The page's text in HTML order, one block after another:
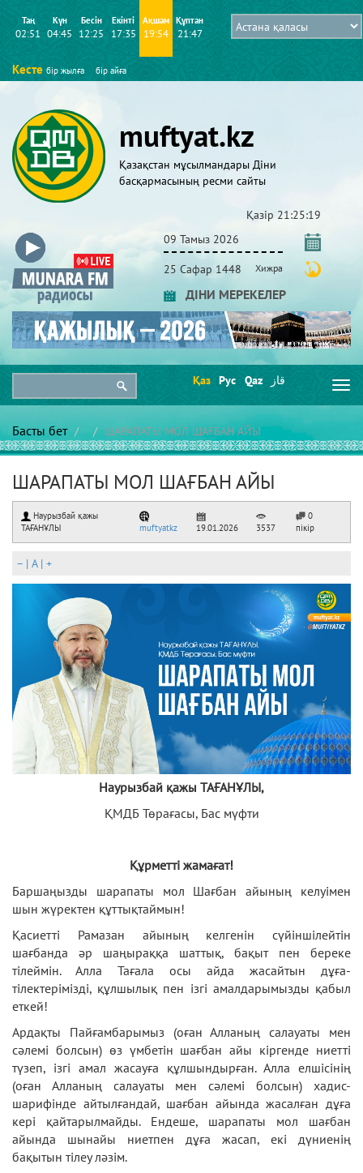
Таң
02:51
Күн
04:45
Бесін
12:25
Екінті
17:35
Ақшам
19:54
Құптан
21:47
Кесте бір жылға бір айға
muftyat.kz
Қазақстан мұсылмандары Діни
басқармасының ресми сайты
Қазір 21:25:19
09 Тамыз 2026
25 Сафар 1448 Хижра
ДІНИ МЕРЕКЕЛЕР
Қаз Рус Qaz قاز
Басты бет ШАРАПАТЫ МОЛ ШАҒБАН АЙЫ
ШАРАПАТЫ МОЛ ШАҒБАН АЙЫ
Наурызбай қажы
ТАҒАНҰЛЫ
muftyatkz 19.01.2026 3537
0
пікір
– | A| +
Наурызбай қажы ТАҒАНҰЛЫ,
ҚМДБ Төрағасы, Бас мүфти
Құрметті жамағат!
Баршаңызды шарапаты мол Шағбан айының келуімен
шын жүректен құттықтаймын!
Қасиетті Рамазан айының келгенін сүйіншілейтін
шағбанда әр шаңыраққа шаттық, бақыт пен береке
тілеймін. Алла Тағала осы айда жасайтын дұға-
тілектерімізді, құлшылық пен ізгі амалдарымызды қабыл
еткей!
Ардақты Пайғамбарымыз (оған Алланың салауаты мен
сәлемі болсын) өз үмбетін шағбан айы кіргенде ниетті
түзеп, ізгі амал жасауға құлшындырған. Алла елшісінің
(оған Алланың салауаты мен сәлемі болсын) хадис-
шарифінде айтылғандай, шағбан айында жасалған дұға
кері қайтарылмайды. Ендеше, шарапаты мол шағбан
айында шынайы ниетпен дұға жасап, екі дүниенің
бақытын тілеу ләзім.